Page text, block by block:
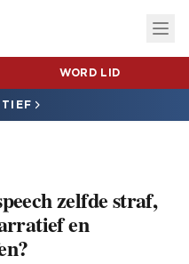
WORD LID
zelfde straf,
en